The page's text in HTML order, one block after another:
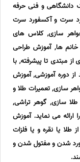
دانشگاهی و فنی حرفه
سرت و آکسفورد سرت
سازى, کلاس هاى
ها, آموزش طراحى
مبتدى تا پیشرفته, با
از دوره آموزشى, آموزش
سازی, تعمیرات طلا و
سازی, گوهر تراشی,
می نماید. آموزش
یا نقره و یا فلزات
شدن و مفتول شدن و